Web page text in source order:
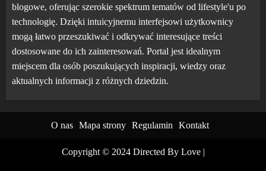
blogowe, oferując szerokie spektrum tematów od lifestyle'u po
technologię. Dzięki intuicyjnemu interfejsowi użytkownicy
mogą łatwo przeszukiwać i odkrywać interesujące treści
dostosowane do ich zainteresowań. Portal jest idealnym
miejscem dla osób poszukujących inspiracji, wiedzy oraz
aktualnych informacji z różnych dziedzin.
O nas Mapa strony Regulamin Kontakt
Copyright © 2024 Directed By Love |